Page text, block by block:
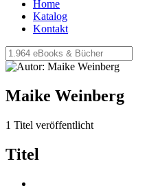
Home
Katalog
Kontakt
Maike Weinberg
1 Titel veröffentlicht
Titel